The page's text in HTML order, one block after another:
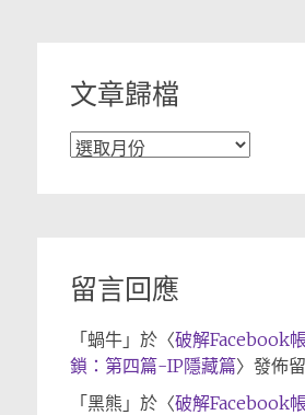
文章歸檔
文
留言回應
「 蝸牛」於〈破解Facebook
鎖：第四篇-IP隱藏篇〉發佈
「 黑熊 」於〈破解Facebook